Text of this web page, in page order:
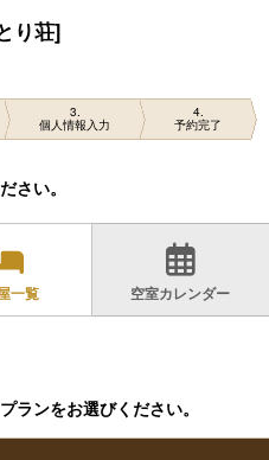
り荘]
3
個人情報入力
4
予約完了
さい。
一覧 空室カレンダー
ランをお選びください。